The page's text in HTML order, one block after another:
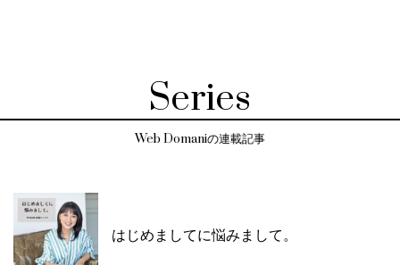
Series
Web Domaniの連載記事
はじめましてに悩みまして。